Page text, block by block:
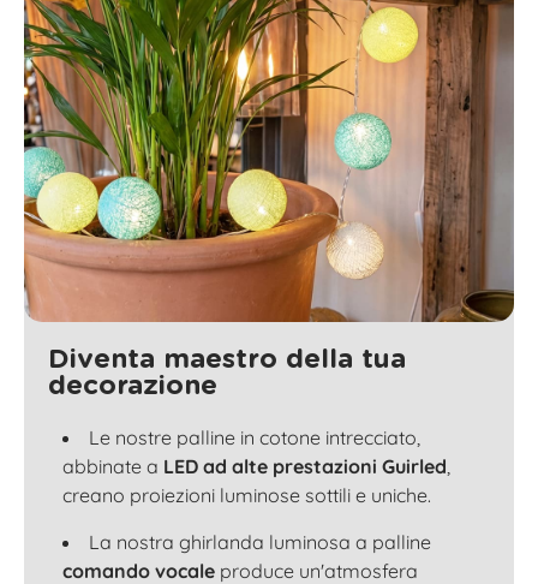
Diventa maestro della tua
decorazione
Le nostre palline in cotone intrecciato,
abbinate a LED ad alte prestazioni Guirled,
creano proiezioni luminose sottili e uniche.
La nostra ghirlanda luminosa a palline
comando vocale produce un'atmosfera